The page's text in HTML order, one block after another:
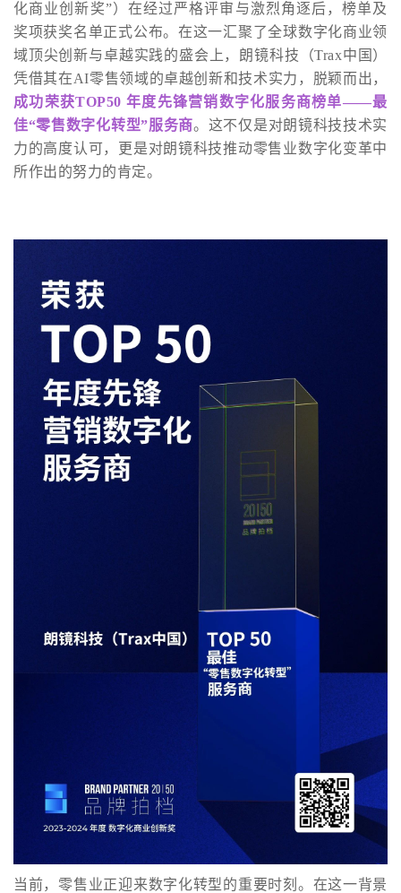
化商业创新奖”）在经过严格评审与激烈角逐后，榜单及
奖项获奖名单正式公布。在这一汇聚了全球数字化商业领
域顶尖创新与卓越实践的盛会上，朗镜科技（Trax中国）
凭借其在AI零售领域的卓越创新和技术实力，脱颖而出，
成功荣获TOP50 年度先锋营销数字化服务商榜单——最
佳“零售数字化转型”服务商。这不仅是对朗镜科技技术实
力的高度认可，更是对朗镜科技推动零售业数字化变革中
所作出的努力的肯定。
当前，零售业正迎来数字化转型的重要时刻。在这一背景